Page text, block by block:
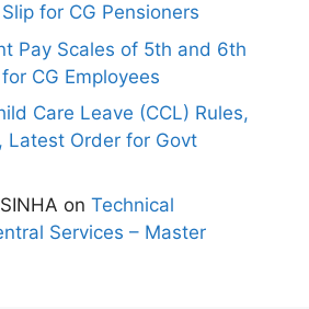
for CG Pensioners
Pay Scales of 5th and 6th
CG Employees
Care Leave (CCL) Rules,
Latest Order for Govt
on Technical
Services – Master